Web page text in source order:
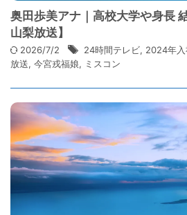
奥田歩美アナ｜高校大学や身長
山梨放送】
2026/7/2 24時間テレビ, 2024年入
放送, 今宮戎福娘, ミスコン